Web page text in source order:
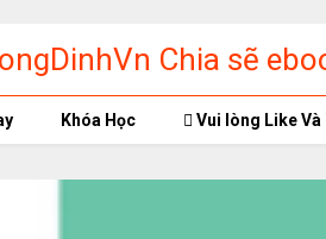
Chia sẽ
mềm học tập miễn
Khóa Học Vui lòng Like